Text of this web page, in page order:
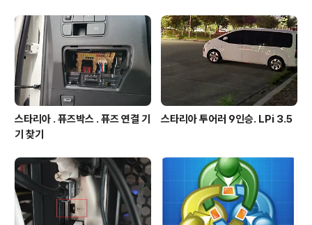
스타리아 . 퓨즈박스 . 퓨즈 연결 기
기 찾기
스타리아 투어러 9인승. LPi 3.5